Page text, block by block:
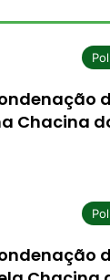
Chacina